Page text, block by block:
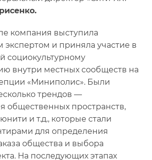
компания выступила
и приняла участие в
социокультурному
внутри местных сообществ на
«Миниполис». Были
трендов —
общественных пространств,
и т.д., которые стали
для определения
общества и выбора
На последующих этапах